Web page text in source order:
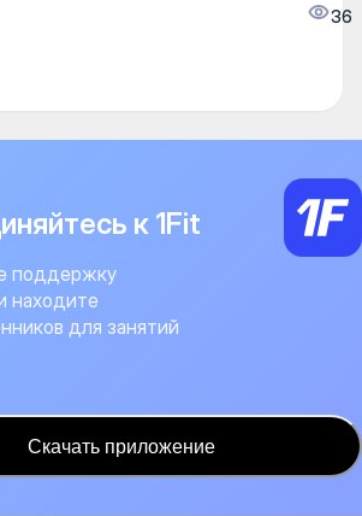
36
к 1Fit
поддержку
находите
для занятий
Скачать приложение